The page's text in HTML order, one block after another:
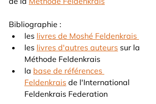
Bibliographie :
les livres de Moshé Feldenkrais
les livres d'autres auteurs sur la
Méthode Feldenkrais
la base de références
Feldenkrais de l'International
Feldenkrais Federation